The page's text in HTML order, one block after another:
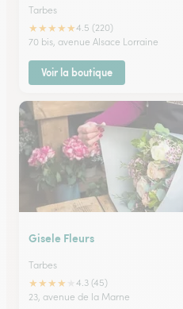
Tarbes
★★★★★4.5 (220)
70 bis, avenue Alsace Lorraine
Voir la boutique
Gisele Fleurs
Tarbes
★★★★
4.3 (45)
23, avenue de la Marne